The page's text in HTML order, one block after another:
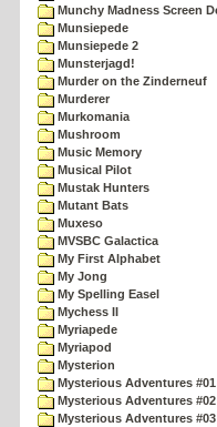
Munchy Madness Screen
Munsiepede
Munsiepede 2
Munsterjagd!
Murder on the Zinderneuf
Murderer
Murkomania
Mushroom
Music Memory
Musical Pilot
Mustak Hunters
Mutant Bats
Muxeso
MVSBC Galactica
My First Alphabet
My Jong
My Spelling Easel
Mychess II
Myriapede
Myriapod
Mysterion
Mysterious Adventures
Mysterious Adventures
Mysterious Adventures